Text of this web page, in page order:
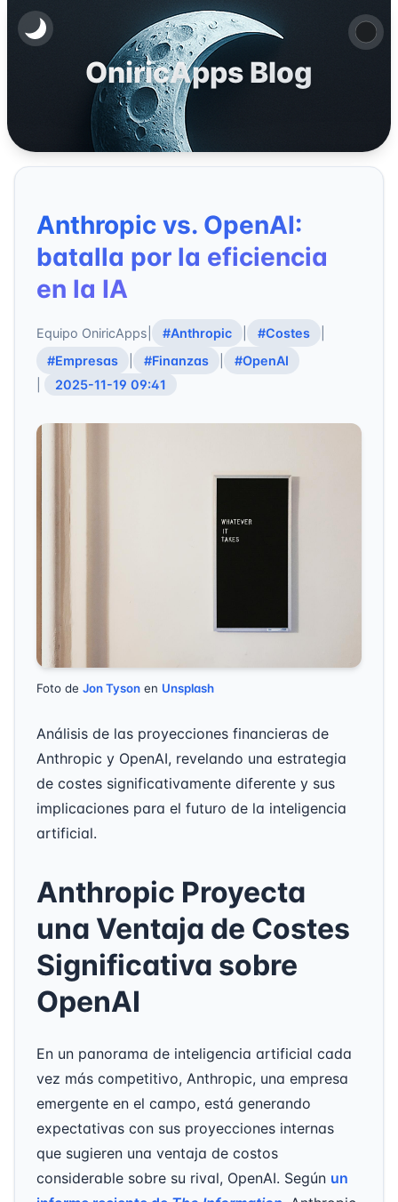
OniricApps Blog
Anthropic vs. OpenAI:
batalla por la eficiencia
en la IA
Equipo OniricApps #Anthropic #Costes
#Empresas
#Finanzas
#OpenAI
2025-11-19 09:41
Foto de Jon Tyson en Unsplash
Análisis de las proyecciones financieras de
Anthropic y OpenAI, revelando una estrategia
de costes significativamente diferente y sus
implicaciones para el futuro de la inteligencia
artificial.
Anthropic Proyecta
una Ventaja de Costes
Significativa sobre
OpenAI
En un panorama de inteligencia artificial cada
vez más competitivo, Anthropic, una empresa
emergente en el campo, está generando
expectativas con sus proyecciones internas
que sugieren una ventaja de costos
considerable sobre su rival, OpenAI. Según un